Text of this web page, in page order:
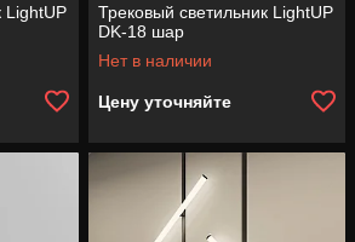
LightUP
Трековый светильник LightUP
DK-18 шар
Нет в наличии
Цену уточняйте